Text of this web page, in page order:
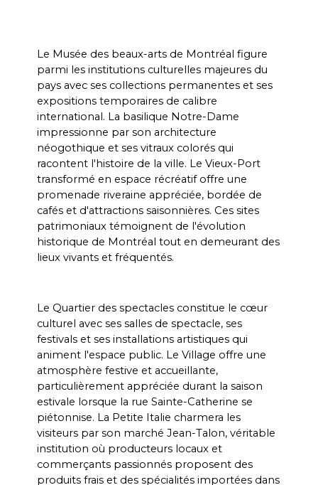
Le Musée des beaux-arts de Montréal figure
parmi les institutions culturelles majeures du
pays avec ses collections permanentes et ses
expositions temporaires de calibre
international. La basilique Notre-Dame
impressionne par son architecture
néogothique et ses vitraux colorés qui
racontent l'histoire de la ville. Le Vieux-Port
transformé en espace récréatif offre une
promenade riveraine appréciée, bordée de
cafés et d'attractions saisonnières. Ces sites
patrimoniaux témoignent de l'évolution
historique de Montréal tout en demeurant des
lieux vivants et fréquentés.
Le Quartier des spectacles constitue le cœur
culturel avec ses salles de spectacle, ses
festivals et ses installations artistiques qui
animent l'espace public. Le Village offre une
atmosphère festive et accueillante,
particulièrement appréciée durant la saison
estivale lorsque la rue Sainte-Catherine se
piétonnise. La Petite Italie charmera les
visiteurs par son marché Jean-Talon, véritable
institution où producteurs locaux et
commerçants passionnés proposent des
produits frais et des spécialités importées dans